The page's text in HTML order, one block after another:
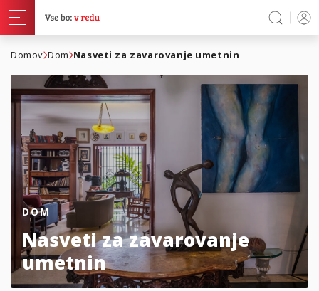
Domov Dom Nasveti za zavarovanje umetnin
DOM
Nasveti za zavarovanje
umetnin